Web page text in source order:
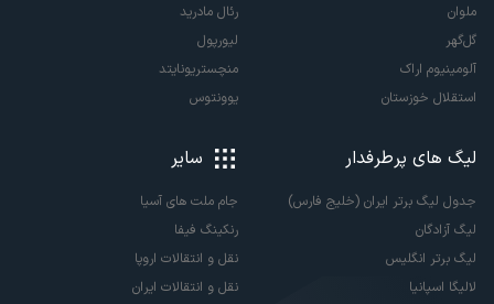
ملوان
گل‌گهر
آلومینیوم اراک
استقلال خوزستان
رئال مادرید
لیورپول
منچستریونایتد
یوونتوس
لیگ های پرطرفدار
جدول لیگ برتر ایران (خلیج فارس)
لیگ آزادگان
لیگ برتر انگلیس
لالیگا اسپانیا
سایر
جام ملت های آسیا
رنکینگ فیفا
نقل و انتقالات اروپا
نقل و انتقالات ایران